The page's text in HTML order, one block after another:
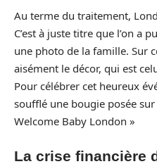
Au terme du traitement,
C’est à juste titre que l’on a
une photo de la famille. Sur
aisément le décor, qui est
Pour célébrer cet heureux
soufflé une bougie posée
Welcome Baby London »
La crise financière